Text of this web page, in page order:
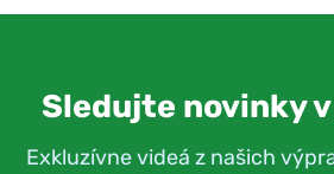
Sledujte novinky
Exkluzívne videá z našich